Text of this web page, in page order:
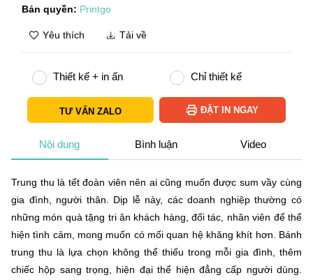
Bản quyền: Printgo
Yêu thích Tải về
Thiết kế + in ấn Chỉ thiết kế
TƯ VẤN ZALO ĐẶT IN NGAY
Nội dung Bình luận Video
Trung thu là tết đoàn viên nên ai cũng muốn được sum vầy cùng
gia đình, người thân. Dịp lễ này, các doanh nghiệp thường có
những món quà tặng tri ân khách hàng, đối tác, nhân viên để thể
hiện tình cảm, mong muốn có mối quan hệ khăng khít hơn. Bánh
trung thu là lựa chọn không thể thiếu trong mỗi gia đình, thêm
chiếc hộp sang trọng, hiện đại thể hiện đẳng cấp người dùng.